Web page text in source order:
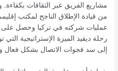
مشاريع الفريق عبر الثقافات
من قيادة الإطلاق الناجح لمكتب
عمليات شركته في تركيا وحصل على
رحلة ديفيد الميزة الإستراتيجية التي
إلى سد فجوات الاتصال بشكل فعال